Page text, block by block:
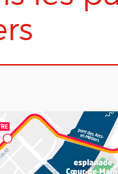
agrandie de l'image